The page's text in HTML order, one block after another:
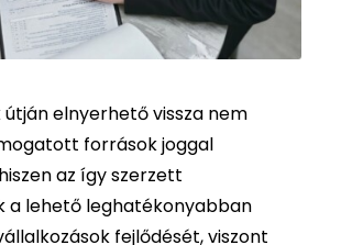
elnyerhető vissza nem
források joggal
az így szerzett
a lehető leghatékonyabban
fejlődését, viszont